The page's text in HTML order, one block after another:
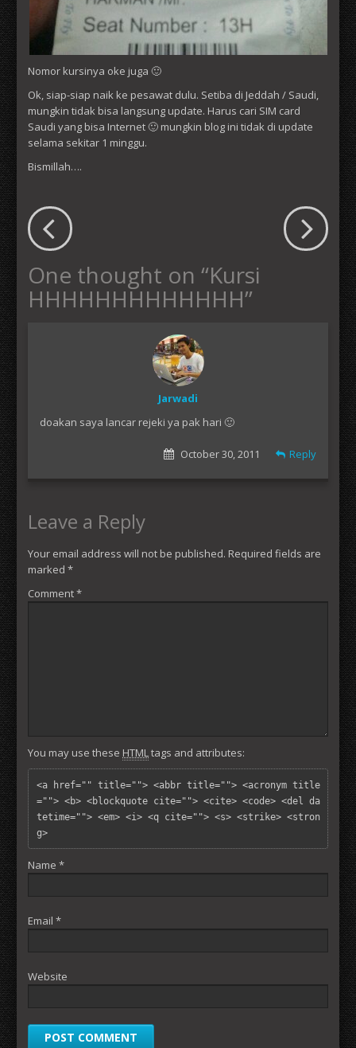
Nomor kursinya oke juga 🙂
Ok, siap-siap naik ke pesawat dulu. Setiba di Jeddah / Saudi,
mungkin tidak bisa langsung update. Harus cari SIM card
Saudi yang bisa Internet 🙂 mungkin blog ini tidak di update
selama sekitar 1 minggu.
Bismillah….
One thought on “Kursi
HHHHHHHHHHHHH”
Jarwadi
doakan saya lancar rejeki ya pak hari 🙂
Reply
October 30, 2011
Leave a Reply
Your email address will not be published. Required fields are
marked *
Comment*
You may use these HTMLtags and attributes:
<a href="" title=""> <abbr title=""> <acronym title
=""> <b> <blockquote cite=""> <cite> <code> <del da
tetime=""> <em> <i> <q cite=""> <s> <strike> <stron
g>
Name *
Email *
Website